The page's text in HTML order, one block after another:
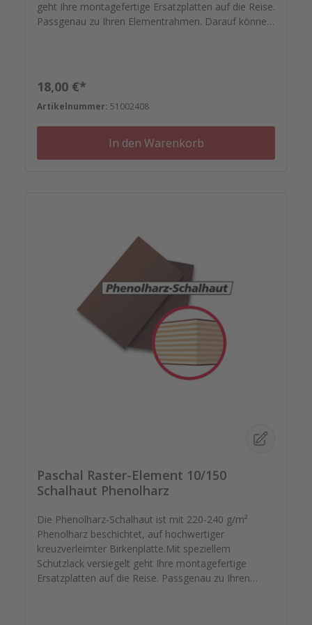
geht Ihre montagefertige Ersatzplatten auf die Reise.
Passgenau zu Ihren Elementrahmen. Darauf können
Kunststoffeinsätzen bis zu Reparaturplättchen.
Regulärer Preis:
18,00 €*
Artikelnummer: 51002408
In den Warenkorb
Paschal Raster-Element 10/150
Schalhaut Phenolharz
Die Phenolharz-Schalhaut ist mit 220-240 g/m²
Phenolharz beschichtet, auf hochwertiger
kreuzverleimter Birkenplatte.Mit speziellem
Schutzlack versiegelt geht Ihre montagefertige
Ersatzplatten auf die Reise. Passgenau zu Ihren